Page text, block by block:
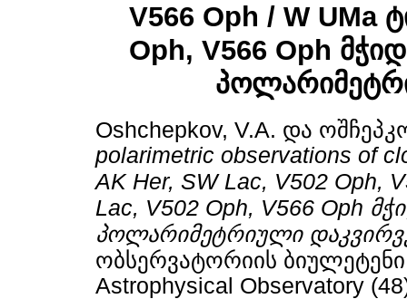
V566 Oph / W UMa
Oph, V566 Oph
Oshchepkov, V.A. და
polarimetric observations of
AK Her, SW Lac, V502 Oph,
Lac, V502 Oph, V566 Oph
პოლარიმეტრიული
ობსერვატორიის ბიულეტენი
Astrophysical Observatory